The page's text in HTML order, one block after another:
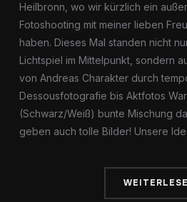
Heilbronn, wo wir kürzlich ein
Fotoshooting mit meiner lieben
haben. Dieses Mal standen nicht
Lichtspiel im Mittelpunkt, sondern
von Andreas Charakter durch
Dessousfotografie bis Aktfotos
(Schwarz/Weiß) bunte Mischung
geben auch tolle Bilder! Unsere